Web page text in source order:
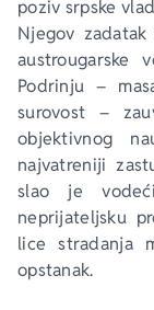
poziv srpske
Njegov
Podrinju –
surovost –
objektivnog
najvatreniji
slao je
neprijateljsku
lice stradanja
opstanak.
Nagrađene
Ekranizovane
Za poklon
E-knjige
Fantastika
Poezija
Lični razvoj i
Biografija
Ivo Andrić
Bojan Ljubenović
Dejan Tiago-
Milica
Paulo Koeljo
Peter Handke
Harlan Koben
Elif Šafak